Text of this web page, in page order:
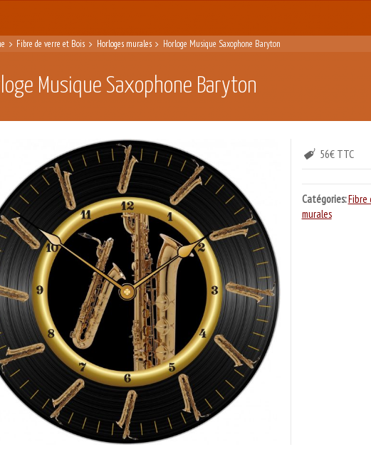
Fibre de verre et Bois Horloges murales Horloge Musique Saxophone Baryton
Musique Saxophone Baryton
56€ TTC
Catégories:Fibre
murales